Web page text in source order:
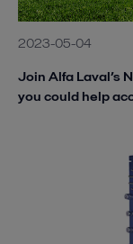
2023-05-04
Join Alfa Laval’s
you could help